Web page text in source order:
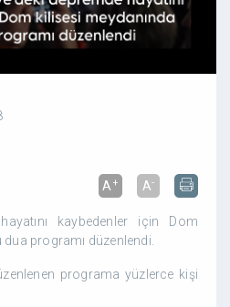
A+ A-
kaybedenler için Dom
programı düzenlendi.
programa yüzlerce kişi